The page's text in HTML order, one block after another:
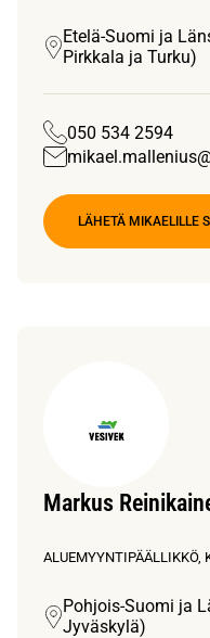
Etelä-Suomi ja
Pirkkala ja Turku)
050 534 2594
LÄHETÄ MIKAELILLE
Markus
ALUEMYYNTIPÄÄLLIKKÖ,
Pohjois-Suomi ja
Jyväskylä)